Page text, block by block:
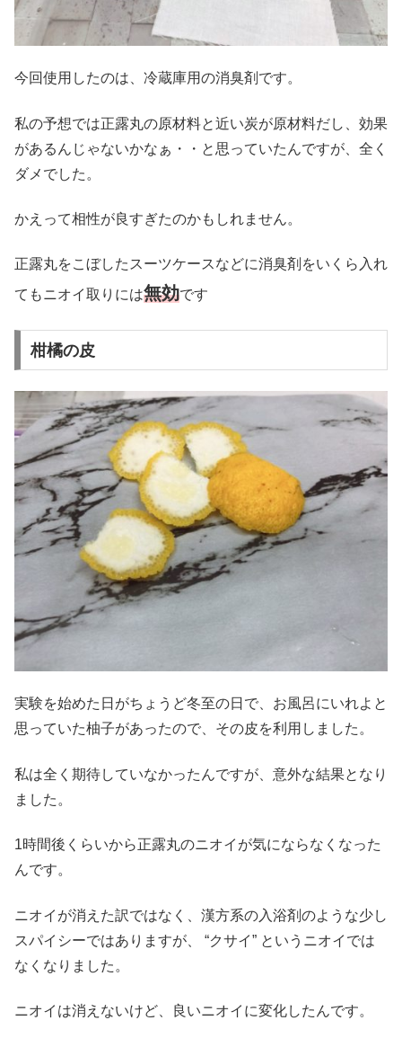
今回使用したのは、冷蔵庫用の消臭剤です。
私の予想では正露丸の原材料と近い炭が原材料だし、効果
があるんじゃないかなぁ・・と思っていたんですが、全く
ダメでした。
かえって相性が良すぎたのかもしれません。
正露丸をこぼしたスーツケースなどに消臭剤をいくら入れ
てもニオイ取りには無効です
柑橘の皮
実験を始めた日がちょうど冬至の日で、お風呂にいれよと
思っていた柚子があったので、その皮を利用しました。
私は全く期待していなかったんですが、意外な結果となり
ました。
1時間後くらいから正露丸のニオイが気にならなくなった
んです。
ニオイが消えた訳ではなく、漢方系の入浴剤のような少し
スパイシーではありますが、 “クサイ” というニオイでは
なくなりました。
ニオイは消えないけど、良いニオイに変化したんです。